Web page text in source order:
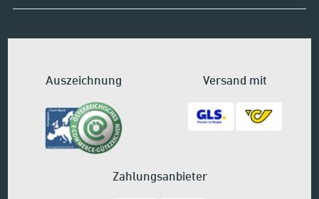
Auszeichnung Versand mit
Zahlungsanbieter